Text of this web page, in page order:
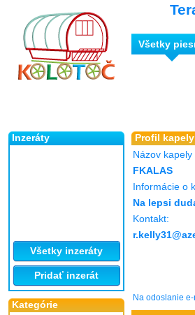
Inzeráty
Všetky inzeráty
Pridať inzerát
Kategórie
Všetky
Profil
Názov
FKALAS
Informácie o
Na lepsi
Kontakt:
Na odoslanie